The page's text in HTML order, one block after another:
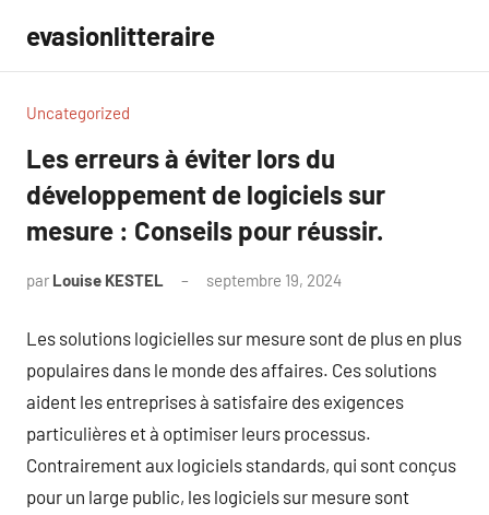
contenu
evasionlitteraire
Uncategorized
Les erreurs à éviter lors du
développement de logiciels sur
mesure : Conseils pour réussir.
par Louise KESTEL septembre 19, 2024
Les solutions logicielles sur mesure sont de plus en plus
populaires dans le monde des affaires. Ces solutions
aident les entreprises à satisfaire des exigences
particulières et à optimiser leurs processus.
Contrairement aux logiciels standards, qui sont conçus
pour un large public, les logiciels sur mesure sont